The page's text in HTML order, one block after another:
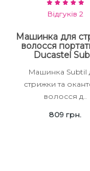
Відгуків 2
Машинка для
волосся
Ducastel
Машинка Subtil
стрижки та
волосся д..
809 грн.